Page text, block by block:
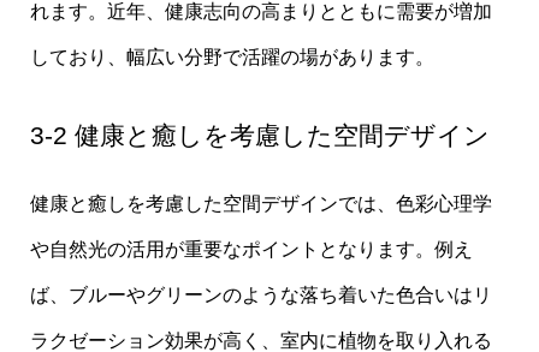
れます。近年、健康志向の高まりとともに需要が増加
しており、幅広い分野で活躍の場があります。
3-2 健康と癒しを考慮した空間デザイン
健康と癒しを考慮した空間デザインでは、色彩心理学
や自然光の活用が重要なポイントとなります。例え
ば、ブルーやグリーンのような落ち着いた色合いはリ
ラクゼーション効果が高く、室内に植物を取り入れる